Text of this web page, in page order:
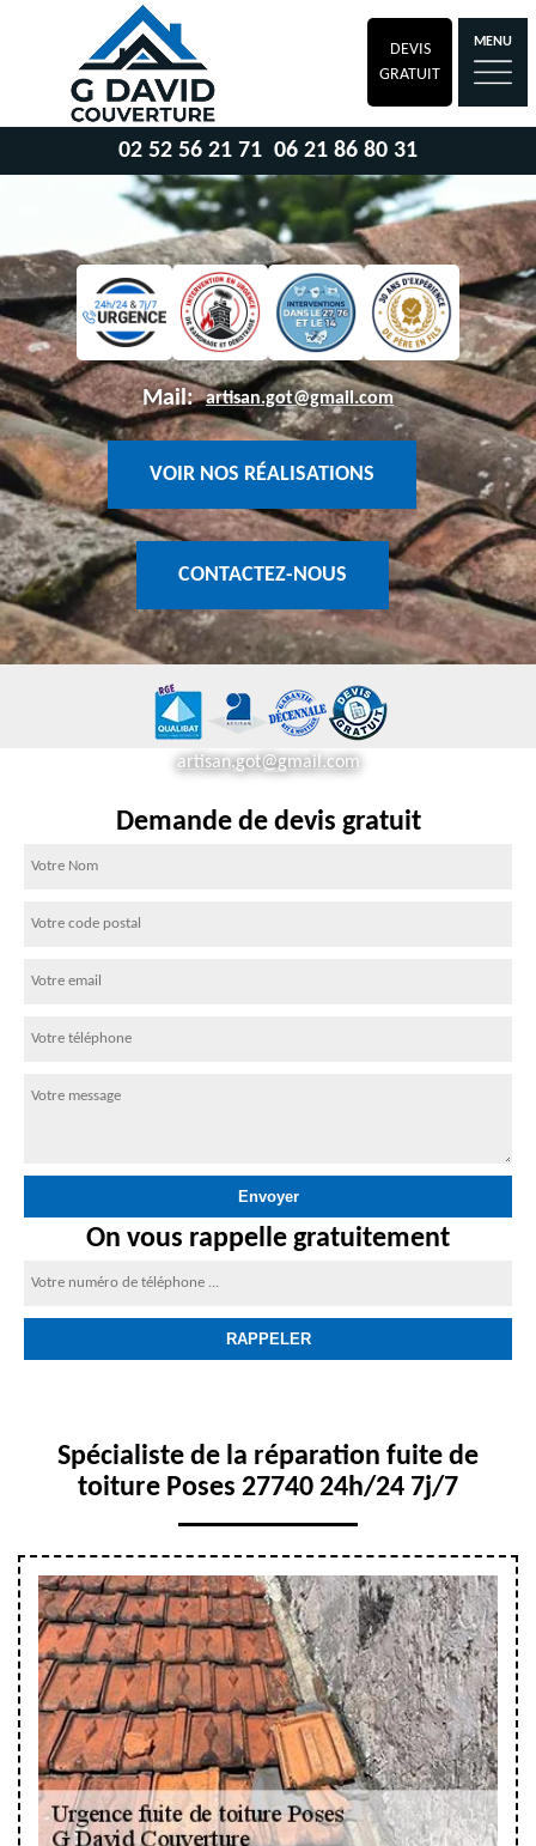
DEVIS
GRATUIT
MENU
02 52 56 21 71 06 21 86 80 31
Mail: artisan.got@gmail.com
VOIR NOS RÉALISATIONS
CONTACTEZ-NOUS
artisan.got@gmail.com
Demande de devis gratuit
On vous rappelle gratuitement
Spécialiste de la réparation fuite de
toiture Poses 27740 24h/24 7j/7